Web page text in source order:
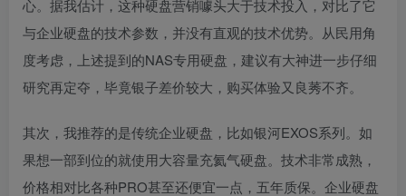
心。据我估计，这种硬盘营销噱头大于技术投入，对比了它
与企业硬盘的技术参数，并没有直观的技术优势。从民用角
度考虑，上述提到的NAS专用硬盘，建议有大神进一步仔细
研究再定夺，毕竟银子差价较大，购买体验又良莠不齐。
其次，我推荐的是传统企业硬盘，比如银河EXOS系列。如
果想一部到位的就使用大容量充氦气硬盘。技术非常成熟，
价格相对比各种PRO甚至还便宜一点，五年质保。企业硬盘